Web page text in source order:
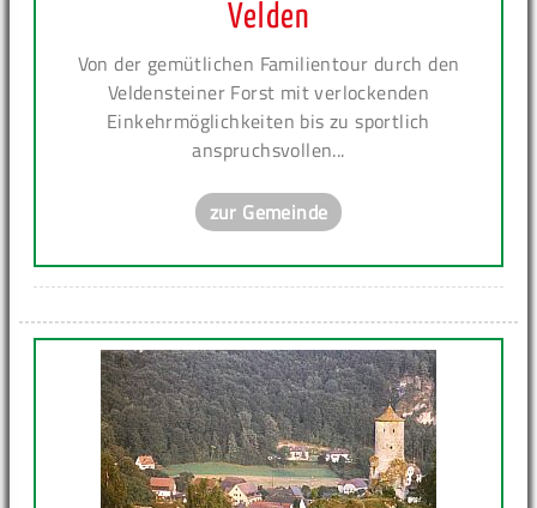
Velden
Von der gemütlichen Familientour durch den
Veldensteiner Forst mit verlockenden
Einkehrmöglichkeiten bis zu sportlich
anspruchsvollen...
zur Gemeinde